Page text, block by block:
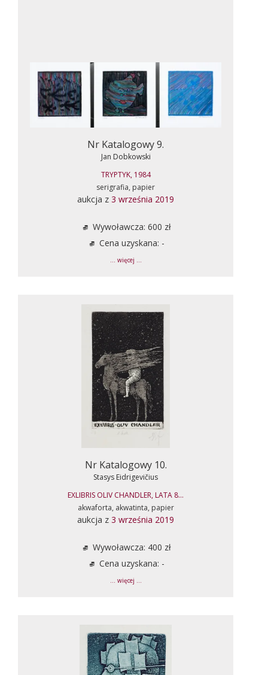
Nr Katalogowy 9.
Jan Dobkowski
TRYPTYK, 1984
serigrafia, papier
aukcja z 3 września 2019
Wywoławcza: 600 zł
Cena uzyskana: -
... więcej ...
Nr Katalogowy 10.
Stasys Eidrigevičius
EXLIBRIS OLIV CHANDLER, LATA 8...
akwaforta, akwatinta, papier
aukcja z 3 września 2019
Wywoławcza: 400 zł
Cena uzyskana: -
... więcej ...